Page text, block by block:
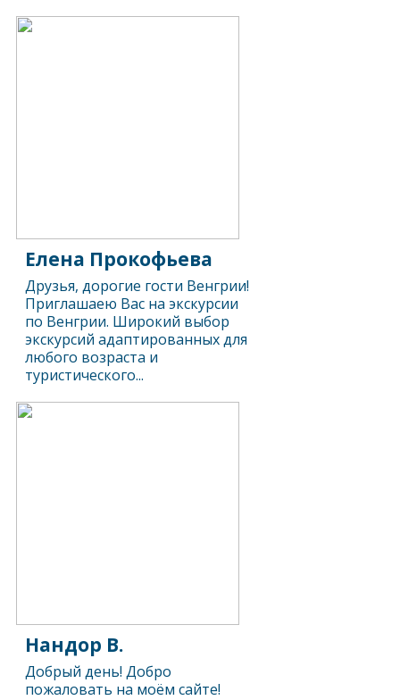
Елена Прокофьева
Друзья, дорогие гости Венгрии!
Приглашаею Вас на экскурсии
по Венгрии. Широкий выбор
экскурсий адаптированных для
любого возраста и
туристического...
Нандор В.
Добрый день! Добро
пожаловать на моём сайте!